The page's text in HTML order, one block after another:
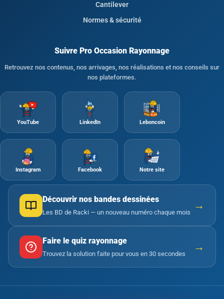
Cantilever
Normes & sécurité
Suivre Pro Occasion Rayonnage
Retrouvez nos contenus, nos arrivages, nos réalisations et nos conseils sur
nos plateformes.
YouTube LinkedIn Leboncoin
Instagram Facebook Notre site
Découvrir nos bandes dessinées
Les BD de Racki — un nouveau numéro chaque mois
→
Faire le quiz rayonnage
Trouvez la solution faite pour vous en 30 secondes
→